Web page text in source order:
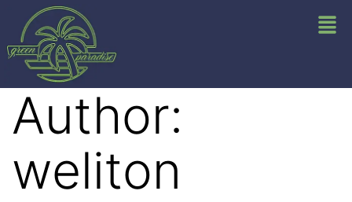
Author:
weliton